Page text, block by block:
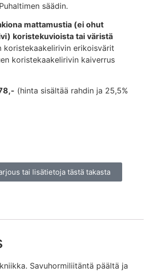
säädin.
mattamustia (ei ohut
koristekuvioista tai väristä
koristekaakelirivin erikoisvärit
koristekaakelirivin kaiverrus
(hinta sisältää rahdin ja 25,5%
tai lisätietoja tästä takasta
Savuhormiliitäntä päältä ja